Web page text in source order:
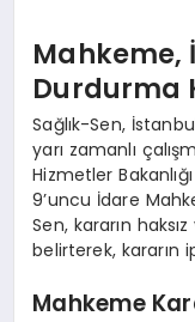
Mahkeme,
Durdurma
Sağlık-Sen,
yarı zamanlı
Hizmetler
9’uncu İdare
Sen, kararın
belirterek, kararın
Mahkeme